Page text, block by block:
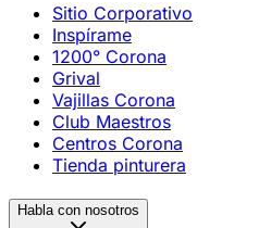
Sitio Corporativo
Inspírame
1200° Corona
Grival
Vajillas Corona
Club Maestros
Centros Corona
Tienda pinturera
Habla con nosotros